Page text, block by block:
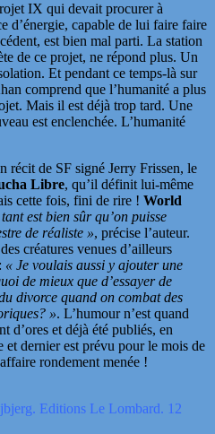
IX qui devait procurer à
d’énergie, capable de lui faire faire
est bien mal parti. La station
de ce projet, ne répond plus. Un
Et pendant ce temps-là sur
comprend que l’humanité a plus
Mais il est déjà trop tard. Une
est enclenchée. L’humanité
récit de SF signé Jerry Frissen, le
Libre, qu’il définit lui-même
cette fois, fini de rire ! World
est bien sûr qu’on puisse
de réaliste », précise l’auteur.
créatures venues d’ailleurs
« Je voulais aussi y ajouter une
de mieux que d’essayer de
divorce quand on combat des
». L’humour n’est quand
et déjà été publiés, en
dernier est prévu pour le mois de
rondement menée !
Editions Le Lombard. 12